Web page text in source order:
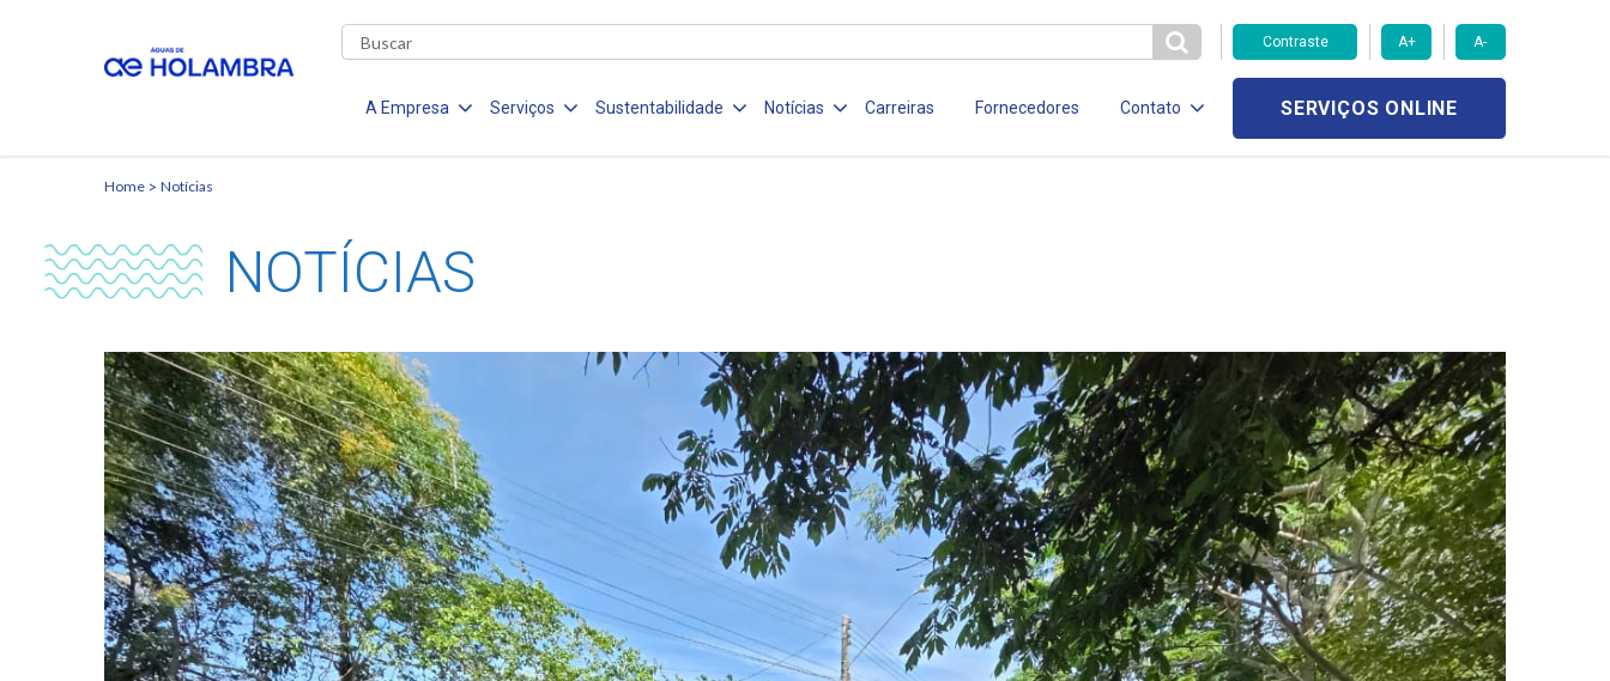
Contraste A+ A-
A Empresa Serviços Sustentabilidade Notícias Carreiras Fornecedores Contato SERVIÇOS ONLINE
Home Notícias
NOTÍCIAS